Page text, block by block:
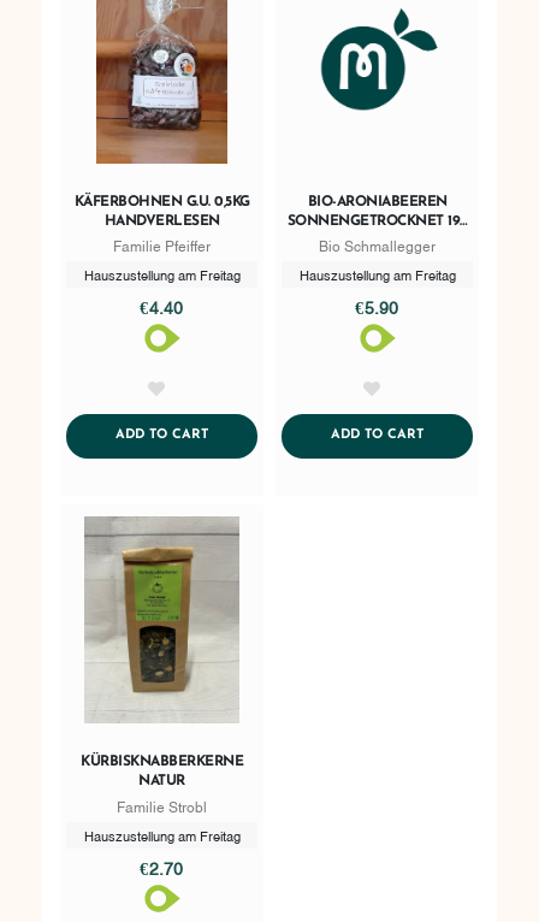
KÄFERBOHNEN G.U. 0,5KG
HANDVERLESEN
Familie Pfeiffer
Hauszustellung am Freitag
€4.40
ADD TO CARTADDTOCART
BIO-ARONIABEEREN
SONNENGETROCKNET 192
Bio Schmallegger
Hauszustellung am Freitag
€5.90
ADD TO CARTADDTOCART
KÜRBISKNABBERKERNE
NATUR
Familie Strobl
Hauszustellung am Freitag
€2.70